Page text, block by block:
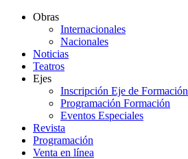
Obras
Internacionales
Nacionales
Noticias
Teatros
Ejes
Inscripción Eje de Formación
Programación Formación
Eventos Especiales
Revista
Programación
Venta en línea